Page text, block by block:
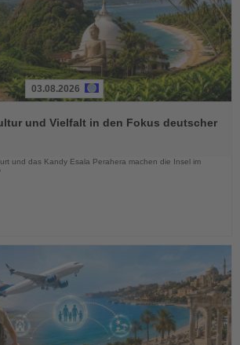
03.08.2026
und Vielfalt in den Fokus deutscher
und das Kandy Esala Perahera machen die Insel im